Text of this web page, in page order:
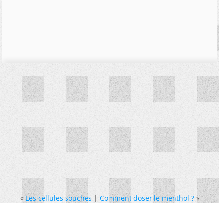
« Les cellules souches|Comment doser le menthol ? »